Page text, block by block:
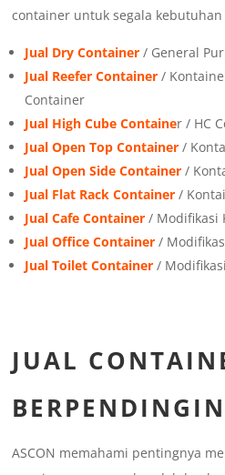
container untuk segala
Jual Dry Container / General
Jual Reefer Container /
Container
Jual High Cube Container / HC
Jual Open Top Container /
Jual Open Side Container /
Jual Flat Rack Container /
Jual Cafe Container / Modifikasi
Jual Office Container /
Jual Toilet Container /
JUAL
ASCON memahami pentingnya